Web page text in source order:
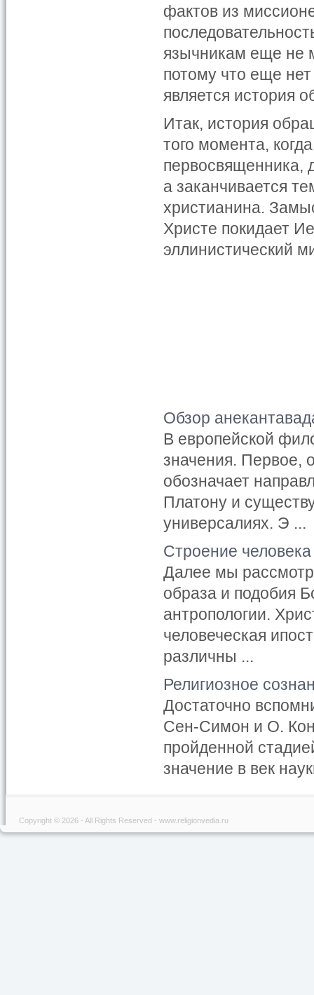
фактов из
язычникам еще не
потому что еще
является история
Итак, история
того момента,
первосвященника,
а заканчивается
христианина.
Христе покидает
эллинистический
Обзор
В европейской
значения. Первое,
обозначает
Платону и
универсалиях. Э ...
Строение человека
Далее мы
образа и подобия
антропологии.
человеческая
различны ...
Религиозное
Достаточно
Сен-Симон и О.
пройденной
значение в век
Copyright © 2026 - All Rights Reserved - www.religionvedia.ru